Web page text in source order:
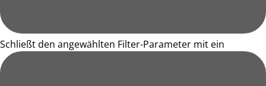
Schließt den angewählten Filter-Parameter mit ein